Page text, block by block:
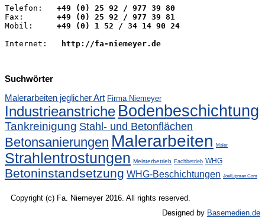
Telefon:
   +49 (0) 25 92 / 977 39 80
Fax: +49 (0) 25 92 / 977 39 81
Mobil:
     +49 (0) 1 52 / 34 14 90 24
Internet:
http://fa-niemeyer.de
Suchwörter
Malerarbeiten jeglicher Art Firma Niemeyer
Industrieanstriche Bodenbeschichtung
Tankreinigung Stahl- und Betonflächen
Betonsanierungen Malerarbeiten Maler
Strahlentrostungen Meisterbetrieb Fachbetrieb WHG
Betoninstandsetzung WHG-Beschichtungen JoelLipman.Com
Copyright (c) Fa. Niemeyer 2016. All rights reserved.
Designed by Basemedien.de